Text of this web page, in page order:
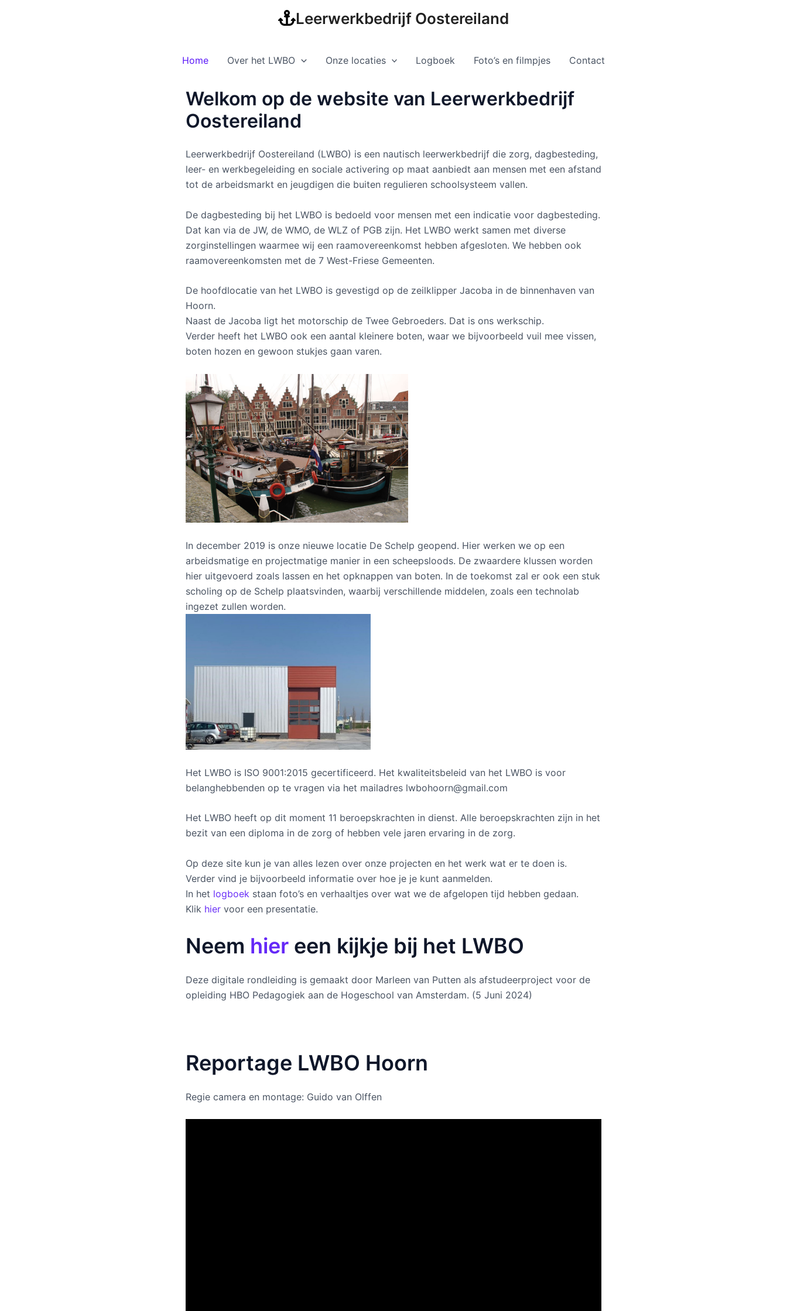
Leerwerkbedrijf Oostereiland
Home Over het LWBO Onze locaties Logboek Foto’s en filmpjes Contact
Welkom op de website van Leerwerkbedrijf
Oostereiland
Leerwerkbedrijf Oostereiland (LWBO) is een nautisch leerwerkbedrijf die zorg, dagbesteding,
leer- en werkbegeleiding en sociale activering op maat aanbiedt aan mensen met een afstand
tot de arbeidsmarkt en jeugdigen die buiten regulieren schoolsysteem vallen.
De dagbesteding bij het LWBO is bedoeld voor mensen met een indicatie voor dagbesteding.
Dat kan via de JW, de WMO, de WLZ of PGB zijn. Het LWBO werkt samen met diverse
zorginstellingen waarmee wij een raamovereenkomst hebben afgesloten. We hebben ook
raamovereenkomsten met de 7 West-Friese Gemeenten.
De hoofdlocatie van het LWBO is gevestigd op de zeilklipper Jacoba in de binnenhaven van
Hoorn.
Naast de Jacoba ligt het motorschip de Twee Gebroeders. Dat is ons werkschip.
Verder heeft het LWBO ook een aantal kleinere boten, waar we bijvoorbeeld vuil mee vissen,
boten hozen en gewoon stukjes gaan varen.
In december 2019 is onze nieuwe locatie De Schelp geopend. Hier werken we op een
arbeidsmatige en projectmatige manier in een scheepsloods. De zwaardere klussen worden
hier uitgevoerd zoals lassen en het opknappen van boten. In de toekomst zal er ook een stuk
scholing op de Schelp plaatsvinden, waarbij verschillende middelen, zoals een technolab
ingezet zullen worden.
Het LWBO is ISO 9001:2015 gecertificeerd. Het kwaliteitsbeleid van het LWBO is voor
belanghebbenden op te vragen via het mailadres lwbohoorn@gmail.com
Het LWBO heeft op dit moment 11 beroepskrachten in dienst. Alle beroepskrachten zijn in het
bezit van een diploma in de zorg of hebben vele jaren ervaring in de zorg.
Op deze site kun je van alles lezen over onze projecten en het werk wat er te doen is.
Verder vind je bijvoorbeeld informatie over hoe je je kunt aanmelden.
In het logboek staan foto’s en verhaaltjes over wat we de afgelopen tijd hebben gedaan.
Klik hier voor een presentatie.
Neem hier een kijkje bij het LWBO
Deze digitale rondleiding is gemaakt door Marleen van Putten als afstudeerproject voor de
opleiding HBO Pedagogiek aan de Hogeschool van Amsterdam. (5 Juni 2024)
Reportage LWBO Hoorn
Regie camera en montage: Guido van Olffen